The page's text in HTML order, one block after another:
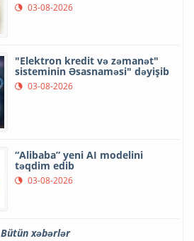
03-08-2026
"Elektron kredit və zəmanət"
sisteminin Əsasnaməsi" dəyişib
03-08-2026
“Alibaba” yeni AI modelini
təqdim edib
03-08-2026
Bütün xəbərlər